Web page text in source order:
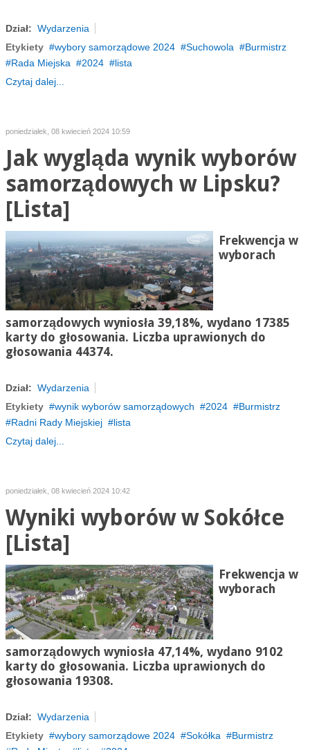
Dział: Wydarzenia
Etykiety
wybory samorządowe 2024 Suchowola
Burmistrz
Rada Miejska
2024
lista
Czytaj dalej...
poniedziałek, 08 kwiecień 2024 10:59
Jak wygląda wynik wyborów
samorządowych w Lipsku?
[Lista]
Frekwencja w
wyborach
samorządowych wyniosła 39,18%, wydano 17385
karty do głosowania. Liczba uprawionych do
głosowania 44374.
Dział: Wydarzenia
Etykiety
wynik wyborów samorządowych 2024
Burmistrz
Radni Rady Miejskiej
lista
Czytaj dalej...
poniedziałek, 08 kwiecień 2024 10:42
Wyniki wyborów w Sokółce
[Lista]
Frekwencja w
wyborach
samorządowych wyniosła 47,14%, wydano 9102
karty do głosowania. Liczba uprawionych do
głosowania 19308.
Dział: Wydarzenia
Etykiety
wybory samorządowe 2024 Sokółka
Burmistrz